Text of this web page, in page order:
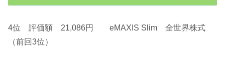
4位 評価額 21,086円 eMAXIS Slim 全世界株式
（前回3位）